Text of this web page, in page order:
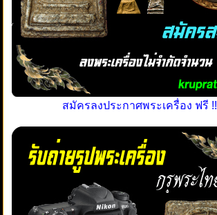
สมัครลงประกาศพระเครื่อง ฟรี !!